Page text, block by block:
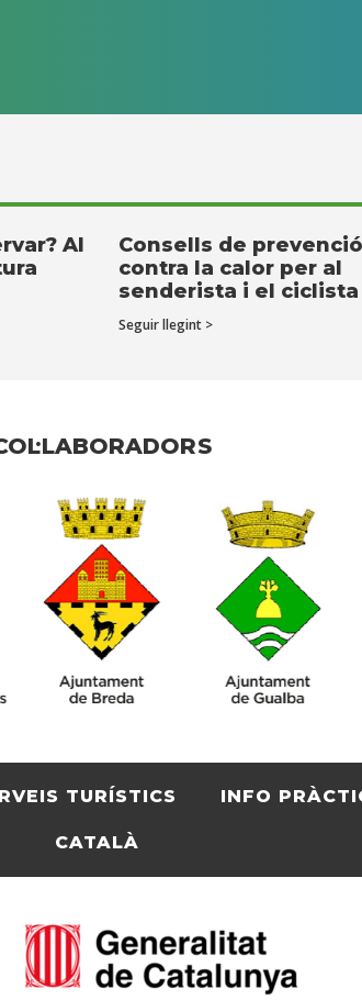
Al
Consells de prevenció
contra la calor per al
senderista i el ciclista
Seguir llegint >
TURÍSTICS INFO
CATALÀ